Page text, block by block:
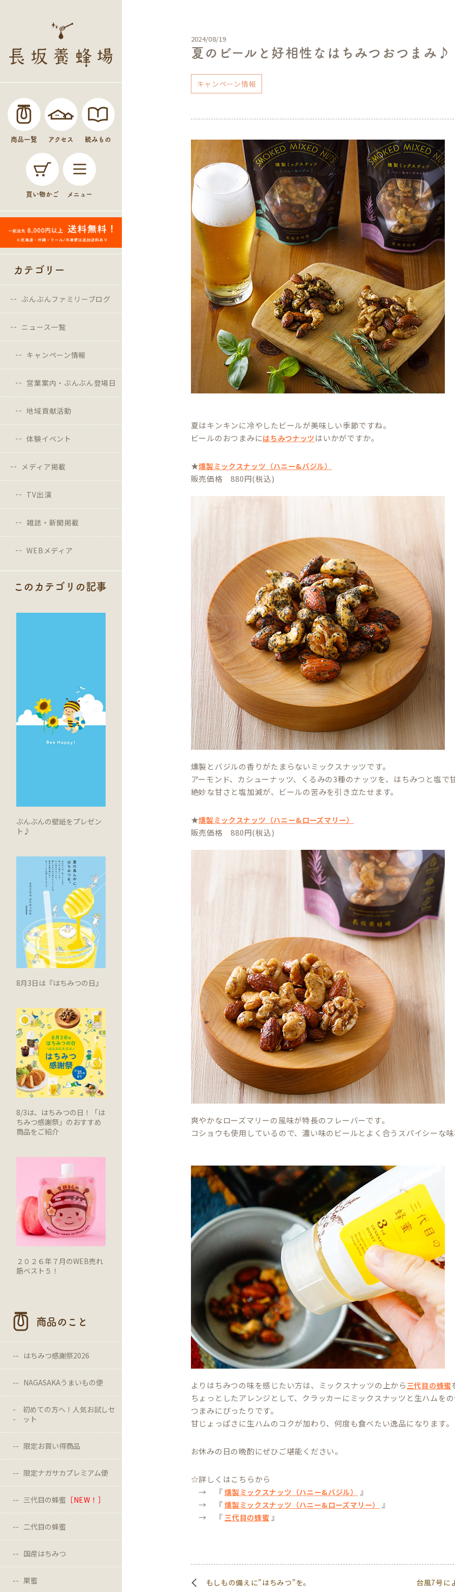
商品一覧 アクセス 読みもの
買い物かご メニュー
カテゴリー
ぶんぶんファミリーブログ
ニュース一覧
キャンペーン情報
営業案内・ぶんぶん登場日
地域貢献活動
体験イベント
メディア掲載
TV出演
雑誌・新聞掲載
WEBメディア
このカテゴリの記事
ぶんぶんの壁紙をプレゼン
ト♪
8月3日は『はちみつの日』
8/3は、はちみつの日！「は
ちみつ感謝祭」のおすすめ
商品をご紹介
２０２６年７月のWEB売れ
筋ベスト５！
商品のこと
はちみつ感謝祭2026
NAGASAKAうまいもの便
初めての方へ！人気お試しセ
ット
限定お買い得商品
限定ナガサカプレミアム便
三代目の蜂蜜 ［NEW！］
二代目の蜂蜜
国産はちみつ
巣蜜
2024/08/19
夏のビールと好相性なはちみつおつまみ♪
キャンペーン情報
夏はキンキンに冷やしたビールが美味しい季節ですね。
ビールのおつまみにはちみつナッツ はいかがですか。
★燻製ミックスナッツ（ハニー&バジル）
販売価格 880円(税込)
燻製とバジルの香りがたまらないミックスナッツです。
アーモンド、カシューナッツ、くるみの3種のナッツを、はちみつと塩で
絶妙な甘さと塩加減が、ビールの苦みを引き立たせます。
★燻製ミックスナッツ（ハニー&ローズマリー）
販売価格 880円(税込)
爽やかなローズマリーの風味が特長のフレーバーです。
コショウも使用しているので、濃い味のビールとよく合うスパイシーな味
よりはちみつの味を感じたい方は、ミックスナッツの上から 三代目の蜂蜜
ちょっとしたアレンジとして、クラッカーにミックスナッツと生ハムを
つまみにぴったりです。
甘じょっぱさに生ハムのコクが加わり、何度も食べたい逸品になります。
お休みの日の晩酌にぜひご堪能ください。
☆詳しくはこちらから
→ 『燻製ミックスナッツ（ハニー&バジル）
』
→ 『燻製ミックスナッツ（ハニー&ローズマリー）
』
→ 『 三代目の蜂蜜 』
もしもの備えに”はちみつ”を。 台風7号に